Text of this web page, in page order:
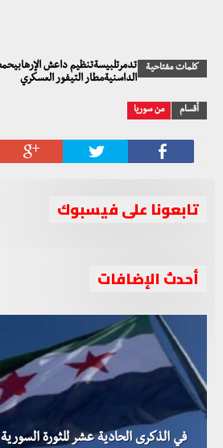
كلمات مفتاحية
تدمرتلبيسةتنظيم داعش
الداسنيةمطار التيفور العسكري
أقسام من سوريا
تابعونا على فيسبوك
أحدث الإضافات
في الذكرى الحادية عشر للثورة السورية